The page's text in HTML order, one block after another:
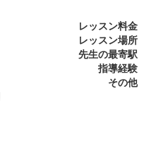
レッスン料金
レッスン場所
先生の最寄駅
指導経験
その他